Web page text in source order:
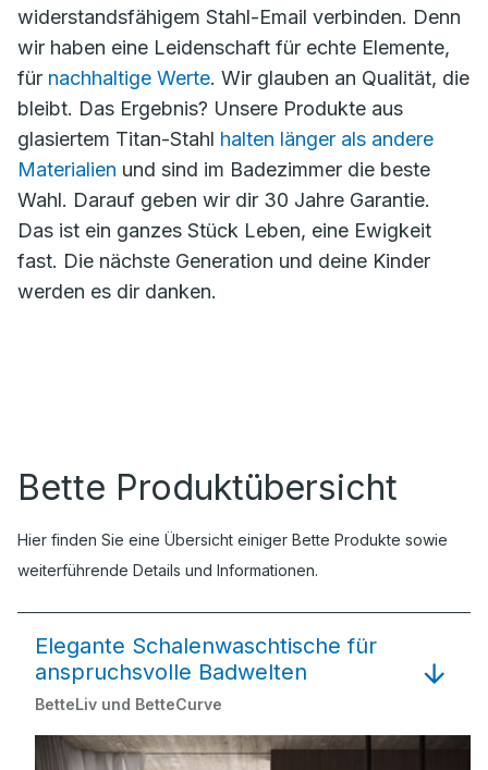
widerstandsfähigem Stahl-Email verbinden. Denn
wir haben eine Leidenschaft für echte Elemente,
für nachhaltige Werte. Wir glauben an Qualität, die
bleibt. Das Ergebnis? Unsere Produkte aus
glasiertem Titan-Stahl halten länger als andere
Materialien und sind im Badezimmer die beste
Wahl. Darauf geben wir dir 30 Jahre Garantie.
Das ist ein ganzes Stück Leben, eine Ewigkeit
fast. Die nächste Generation und deine Kinder
werden es dir danken.
Bette Produktübersicht
Hier finden Sie eine Übersicht einiger Bette Produkte sowie
weiterführende Details und Informationen.
Elegante Schalenwaschtische für
anspruchsvolle Badwelten
BetteLiv und BetteCurve